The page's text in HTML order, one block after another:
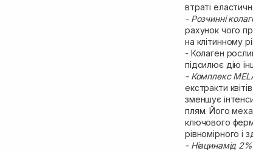
втраті
- Розчинні
рахунок чого
на клітинному
- Колаген
підсилює дію
- Комплекс
екстракти
зменшує
плям. Його
ключового
рівномірного і
- Ніацинамід